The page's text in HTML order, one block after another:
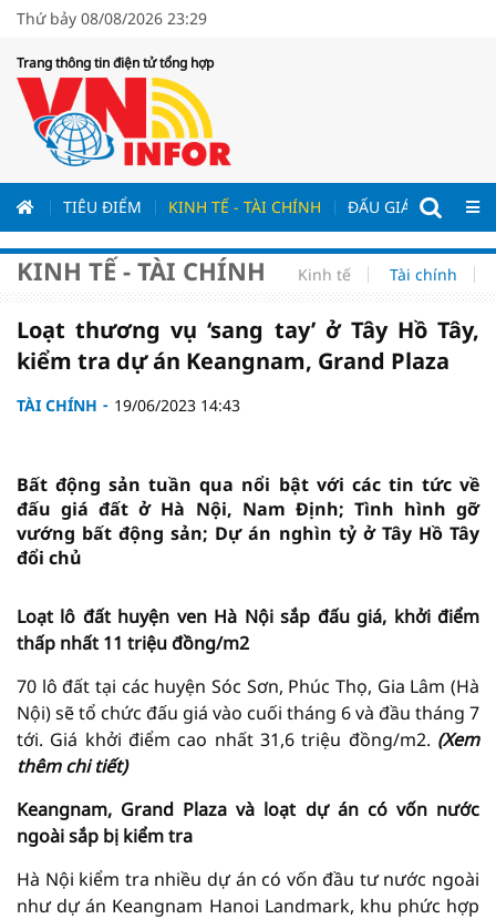
Thứ bảy 08/08/2026 23:29
Trang thông tin điện tử tổng hợp
TIÊU ĐIỂM KINH TẾ - TÀI CHÍNH ĐẤU GIÁ - ĐẤU
KINH TẾ - TÀI CHÍNH Kinh tế Tài chính
Loạt thương vụ ‘sang tay’ ở Tây Hồ Tây,
kiểm tra dự án Keangnam, Grand Plaza
TÀI CHÍNH 19/06/2023 14:43
Bất động sản tuần qua nổi bật với các tin tức về
đấu giá đất ở Hà Nội, Nam Định; Tình hình gỡ
vướng bất động sản; Dự án nghìn tỷ ở Tây Hồ Tây
đổi chủ
Loạt lô đất huyện ven Hà Nội sắp đấu giá, khởi điểm
thấp nhất 11 triệu đồng/m2
70 lô đất tại các huyện Sóc Sơn, Phúc Thọ, Gia Lâm (Hà
Nội) sẽ tổ chức đấu giá vào cuối tháng 6 và đầu tháng 7
tới. Giá khởi điểm cao nhất 31,6 triệu đồng/m2. (Xem
thêm chi tiết)
Keangnam, Grand Plaza và loạt dự án có vốn nước
ngoài sắp bị kiểm tra
Hà Nội kiểm tra nhiều dự án có vốn đầu tư nước ngoài
như dự án Keangnam Hanoi Landmark, khu phức hợp